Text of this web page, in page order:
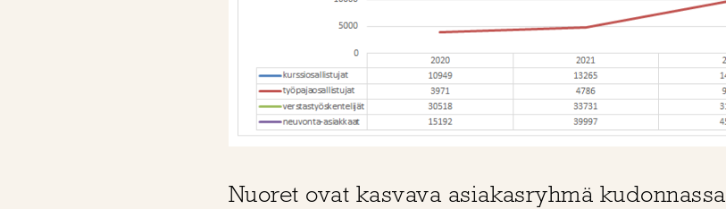
Nuoret ovat kasvava asiakasryhmä kudonnassa